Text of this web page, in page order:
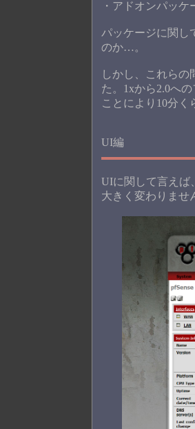
・アドオンパッ
パッケージに関し
のか…。
しかし、これらの
た。1xから2.0へ
ことにより10分く
UI編
UIに関して言えば
大きく変わりませ